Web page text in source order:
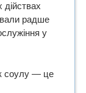
радше
у
соулу — це